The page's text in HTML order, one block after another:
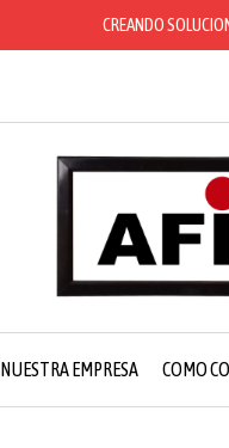
CREANDO
NUESTRA EMPRESA COMO